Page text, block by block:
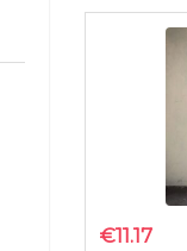
€11.17